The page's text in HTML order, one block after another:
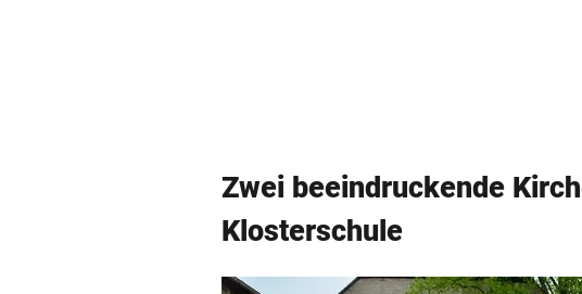
Zwei beeindruckende
Klosterschule